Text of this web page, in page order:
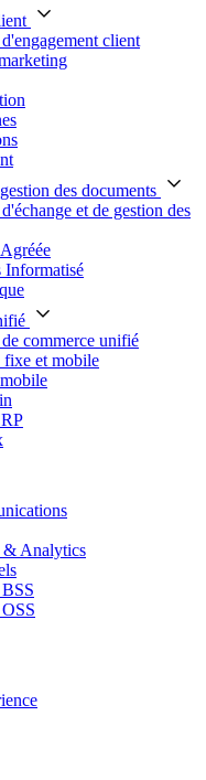
client
des documents
et de gestion des
Informatisé
commerce unifié
et mobile
& Analytics